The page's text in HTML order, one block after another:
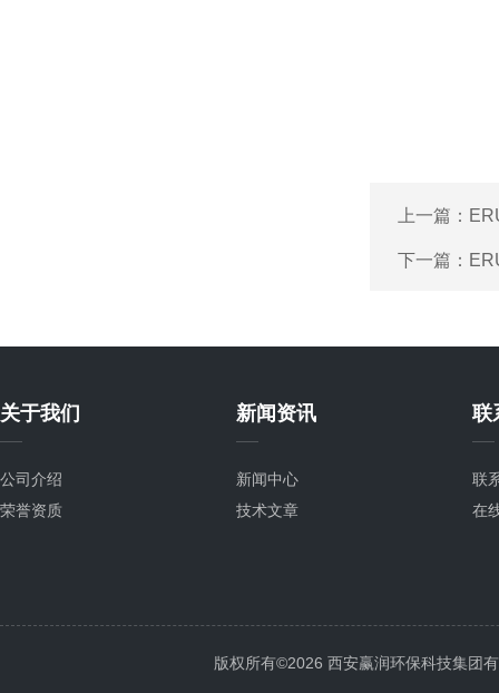
上一篇：
下一篇：
关于我们
公司介绍
荣誉资质
新闻资讯
新闻中心
技术文章
联
联
在
版权所有©2026 西安赢润环保科技集团